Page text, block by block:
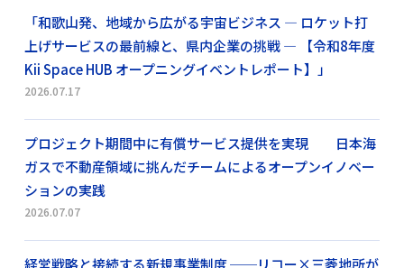
「和歌山発、地域から広がる宇宙ビジネス ― ロケット打
上げサービスの最前線と、県内企業の挑戦 ― 【令和8年度
Kii Space HUB オープニングイベントレポート】」
2026.07.17
プロジェクト期間中に有償サービス提供を実現 日本海
ガスで不動産領域に挑んだチームによるオープンイノベー
ションの実践
2026.07.07
経営戦略と接続する新規事業制度 ──リコー×三菱地所が